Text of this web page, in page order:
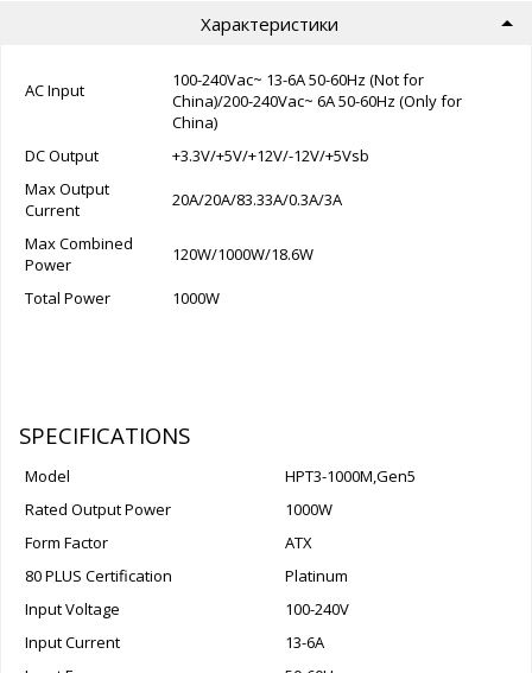
Характеристики
AC Input
100-240Vac~ 13-6A 50-60Hz (Not for
China)/200-240Vac~ 6A 50-60Hz (Only for
China)
DC Output
+3.3V/+5V/+12V/-12V/+5Vsb
Max Output
Current
20A/20A/83.33A/0.3A/3A
Max Combined
Power
120W/1000W/18.6W
Total Power 1000W
SPECIFICATIONS
Model
HPT3-1000M,Gen5
Rated Output Power
1000W
Form Factor
ATX
80 PLUS Certification
Platinum
Input Voltage
100-240V
Input Current
13-6A